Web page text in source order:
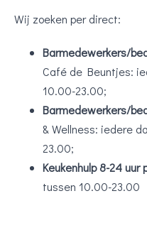
Wij zoeken per direct:
Barmedewerkers/
Café de Beuntjes:
10.00-23.00;
Barmedewerkers/
& Wellness: iedere
23.00;
Keukenhulp 8-24 uur
tussen 10.00-23.00